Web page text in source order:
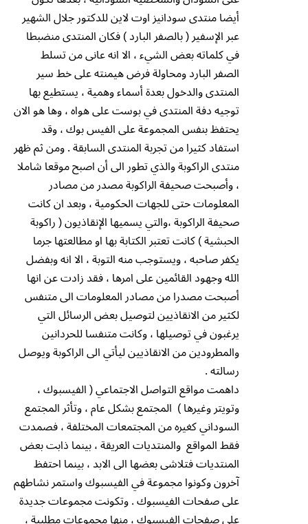
أيضا منتدى سودانيز اوت لاين للدكتور جلال الشهير
عبر الإسفير ( بالصفر البارد ) فكان المنتدى منضبطا
في كلماته بعض الشيء ، الا انه عانى من تسلط
الصفر البارد ومحاولة فرض هيمنته على خط سير
المنتدى والدخول بعدة أسماء وهمية ، يستطيع بها
توجيه دفة المنتدى في بوست على هواه ، وها هو الان
يحتفظ بنفس المجموعة على الفيس بوك ، وقد
استفاد كثيرا من تجربة المنتدى السابقة . ومن ثم ظهر
منتدى الراكوبة والذي تطور الى أن اصبح موقعا شاملا
، وأصبحت صحيفة الراكوبة مصدر من مصادر
المعلومات حتى للجهات الحكومية ، وبعد ان كانت
صحيفة الراكوبة ،والتي يسميها الإنقاذيون ( راكوبة
الحبشية ) كانت تعتبر الكتابة بها او مطالعتها جرما
يكفر صاحبه ، ويستوجب منه التوبة ، الا انه وبفضل
الله وجهود القائمين على امرها ، فقد زادت عن انها
أصبحت مصدرا من مصادر المعلومات الى متنفس
لكثير من الانقاذيين لتوصيل بعض الرسائل التي
يرغبون في توصيلها ، وكانت متنفسا للحردانين
والمطرودين من الانقاذيين ليأتي الى الراكوبة ويوصل
رسالته .
داهمت مواقع التواصل الاجتماعي ( الفيسبوك ،
وتويتر وغيرها ) المجتمع بشكل عام ، وتأثر المجتمع
السوداني كغيره من المجتمعات المختلفة ، فصمدت
فقط المواقع والمنتديات العريقة ، بينما ذابت بعض
المنتديات فتلاشى بعضها الى الابد ، بينما احتفظ
آخرون وكونوا مجموعة في الفيسبوك واستمر نشاطهم
على صفحات الفيسبوك . وتكونت مجموعات جديدة